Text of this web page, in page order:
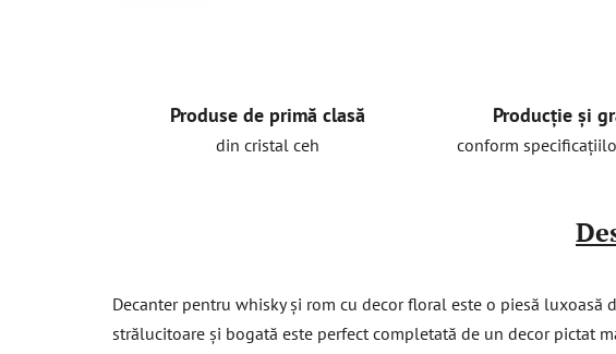
Produse de primă clasă
din cristal ceh
Producție și
conform
Decanter pentru whisky și rom cu decor floral este o piesă luxoasă
strălucitoare și bogată este perfect completată de un decor pictat